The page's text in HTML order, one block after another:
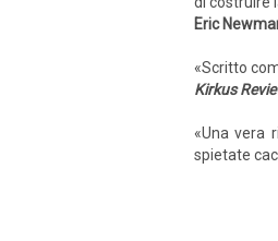
Eric
«Scritto
Kirkus
«Una vera
spietate